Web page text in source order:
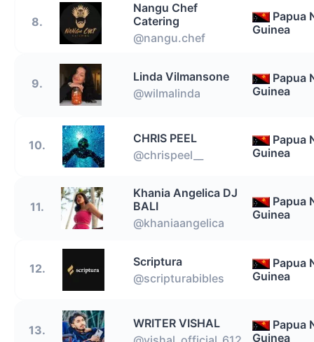
8.
Nangu Chef
Catering
@nangu.chef
Papua
Guinea
9.
Linda Vilmansone
@wilmalinda
Papua
Guinea
10.
CHRIS PEEL
@chrispeel__
Papua
Guinea
11.
Khania Angelica DJ
BALI
@khaniaangelica
Papua
Guinea
12.
Scriptura
@scripturabibles
Papua
Guinea
13.
WRITER VISHAL
Papua
Guinea